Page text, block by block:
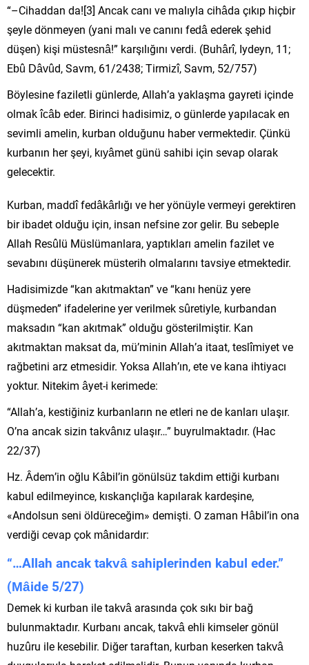
“–Cihaddan da![3] Ancak canı ve malıyla cihâda çıkıp hiçbir
şeyle dönmeyen (yani malı ve canını fedâ ederek şehid
düşen) kişi müstesnâ!” karşılığını verdi. (Buhârî, Iydeyn, 11;
Ebû Dâvûd, Savm, 61/2438; Tirmizî, Savm, 52/757)
Böylesine faziletli günlerde, Allah’a yaklaşma gayreti içinde
olmak îcâb eder. Birinci hadisimiz, o günlerde yapılacak en
sevimli amelin, kurban olduğunu haber vermektedir. Çünkü
kurbanın her şeyi, kıyâmet günü sahibi için sevap olarak
gelecektir.
Kurban, maddî fedâkârlığı ve her yönüyle vermeyi gerektiren
bir ibadet olduğu için, insan nefsine zor gelir. Bu sebeple
Allah Resûlü Müslümanlara, yaptıkları amelin fazilet ve
sevabını düşünerek müsterih olmalarını tavsiye etmektedir.
Hadisimizde “kan akıtmaktan” ve “kanı henüz yere
düşmeden” ifadelerine yer verilmek sûretiyle, kurbandan
maksadın “kan akıtmak” olduğu gösterilmiştir. Kan
akıtmaktan maksat da, mü’minin Allah’a itaat, teslîmiyet ve
rağbetini arz etmesidir. Yoksa Allah’ın, ete ve kana ihtiyacı
yoktur. Nitekim âyet-i kerimede:
“Allah’a, kestiğiniz kurbanların ne etleri ne de kanları ulaşır.
O’na ancak sizin takvânız ulaşır…” buyrulmaktadır. (Hac
22/37)
Hz. Âdem’in oğlu Kâbil’in gönülsüz takdim ettiği kurbanı
kabul edilmeyince, kıskançlığa kapılarak kardeşine,
«Andolsun seni öldüreceğim» demişti. O zaman Hâbil’in ona
verdiği cevap çok mânidardır:
“…Allah ancak takvâ sahiplerinden kabul eder.”
(Mâide 5/27)
Demek ki kurban ile takvâ arasında çok sıkı bir bağ
bulunmaktadır. Kurbanı ancak, takvâ ehli kimseler gönül
huzûru ile kesebilir. Diğer taraftan, kurban keserken takvâ